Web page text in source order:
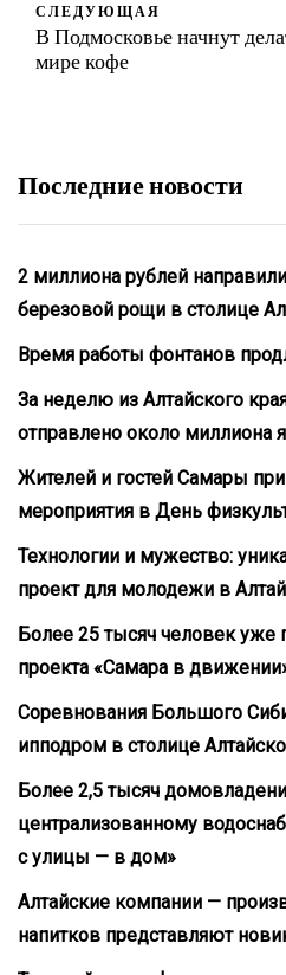
СЛЕДУЮЩАЯ
В Подмосковье начнут
мире кофе
Последние новости
2 миллиона рублей
березовой рощи в столице
Время работы фонтанов
За неделю из Алтайского
отправлено около миллиона
Жителей и гостей Самары
мероприятия в День
Технологии и мужество:
проект для молодежи в
Более 25 тысяч человек уже
проекта «Самара в
Соревнования Большого
ипподром в столице
Более 2,5 тысяч
централизованному
с улицы — в дом»
Алтайские компании —
напитков представляют